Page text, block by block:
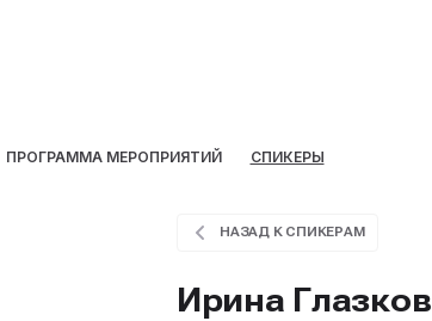
ПРОГРАММА МЕРОПРИЯТИЙ СПИКЕРЫ
НАЗАД К СПИКЕРАМ
Ирина